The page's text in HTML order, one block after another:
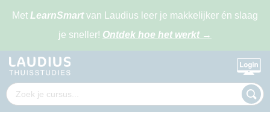
Met LearnSmartvan Laudius leer je makkelijker én slaag
je sneller! Ontdek hoe het werkt →